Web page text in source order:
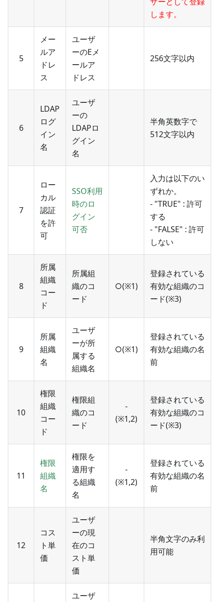
します。
5
メー
ルア
ドレ
ス
ユーザ
ーのEメ
ールア
ドレス
256文字以内
6
LDAP
ログ
イン
名
ユーザ
ーの
LDAPロ
グイン
名
半角英数字で
512文字以内
7
ロー
カル
認証
を許
可
SSO利用
時のロ
グイン
可否
入力は以下のい
ずれか。
- "TRUE" : 許可
する
- "FALSE" : 許可
しない
8
所属
組織
コー
ド
所属組
織のコ
ード
○(※1)
登録されている
有効な組織のコ
ード(※3)
9
所属
組織
名
ユーザ
ーが所
属する
組織名
○(※1)
登録されている
有効な組織の名
前
10
権限
組織
コー
ド
権限組
織のコ
ード
-
(※1,2)
登録されている
有効な組織のコ
ード(※3)
11
権限
組織
名
権限を
適用す
る組織
名
-
(※1,2)
登録されている
有効な組織の名
前
12
コス
ト単
価
ユーザ
ーの現
在のコ
スト単
価
半角文字のみ利
用可能
ユーザ